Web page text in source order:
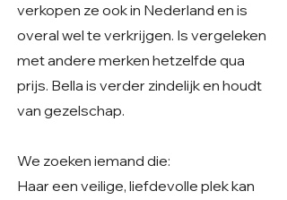
verkopen ze ook in Nederland en is
overal wel te verkrijgen. Is vergeleken
met andere merken hetzelfde qua
prijs. Bella is verder zindelijk en houdt
van gezelschap.
We zoeken iemand die:
Haar een veilige, liefdevolle plek kan